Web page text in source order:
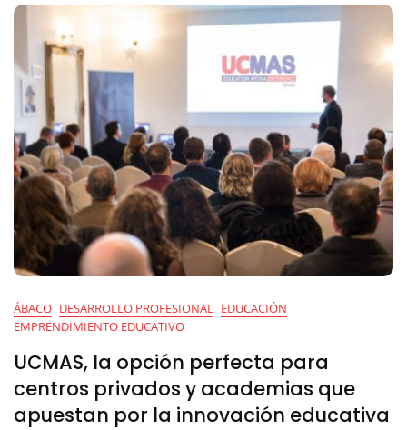
Mente
Y
En
Acción
ÁBACO DESARROLLO PROFESIONAL EDUCACIÓN
EMPRENDIMIENTO EDUCATIVO
UCMAS, la opción perfecta para
centros privados y academias que
apuestan por la innovación educativa